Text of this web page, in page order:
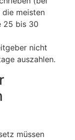
die meisten
25 bis 30
nicht
auszahlen.
müssen